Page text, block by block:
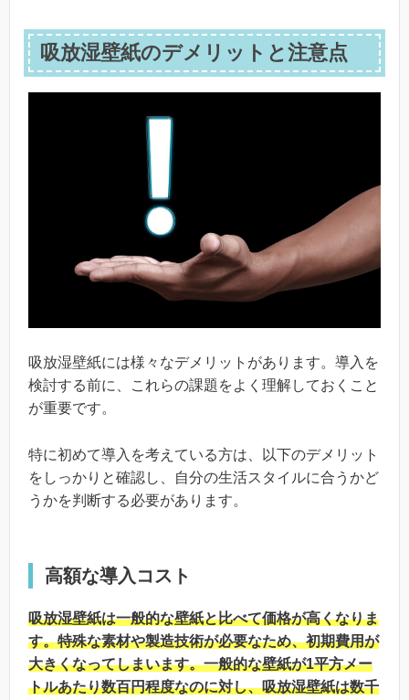
吸放湿壁紙のデメリットと注意点
吸放湿壁紙には様々なデメリットがあります。導入を
検討する前に、これらの課題をよく理解しておくこと
が重要です。
特に初めて導入を考えている方は、以下のデメリット
をしっかりと確認し、自分の生活スタイルに合うかど
うかを判断する必要があります。
高額な導入コスト
吸放湿壁紙は一般的な壁紙と比べて価格が高くなりま
す。特殊な素材や製造技術が必要なため、初期費用が
大きくなってしまいます。一般的な壁紙が1平方メー
トルあたり数百円程度なのに対し、吸放湿壁紙は数千